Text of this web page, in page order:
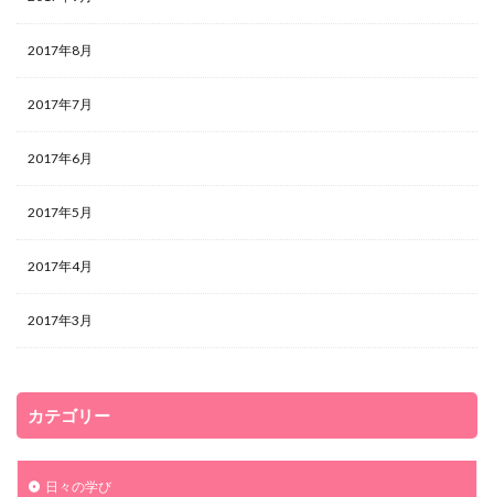
2017年8月
2017年7月
2017年6月
2017年5月
2017年4月
2017年3月
カテゴリー
日々の学び